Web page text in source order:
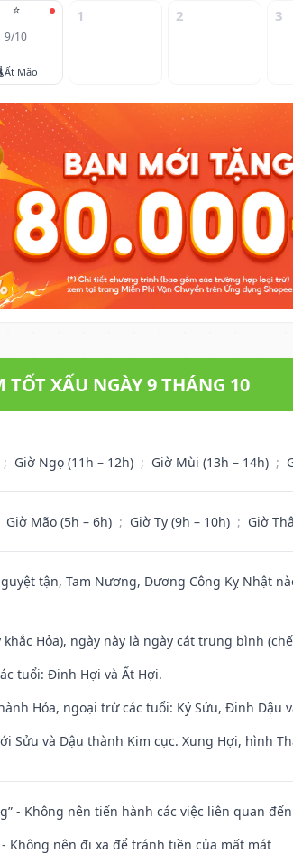
⭐
9/10
Ất Mão
1 2 3
TỐT XẤU NGÀY 9 THÁNG 10
; Giờ Ngọ (11h – 12h) ; Giờ Mùi (13h – 14h) ;
Giờ Mão (5h – 6h) ; Giờ Tỵ (9h – 10h) ; Giờ
tận, Tam Nương, Dương Công Kỵ Nhật
khắc Hỏa), ngày này là ngày cát trung bình
tuổi: Đinh Hợi và Ất Hợi.
Hỏa, ngoại trừ các tuổi: Kỷ Sửu, Đinh Dậu
Sửu và Dậu thành Kim cục. Xung Hợi, hình
- Không nên tiến hành các việc liên quan
Không nên đi xa để tránh tiền của mất mát